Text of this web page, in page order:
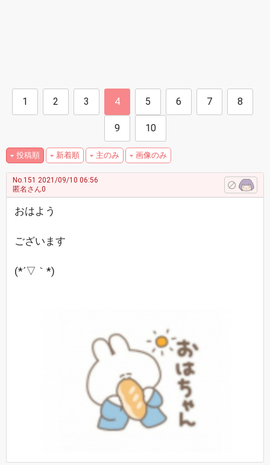
1 2 3 4 5 6 7 8
9 10
投稿順 新着順 主のみ 画像のみ
No.151 2021/09/10 06:56
匿名さん0
おはよう
ございます
(*´▽｀*)